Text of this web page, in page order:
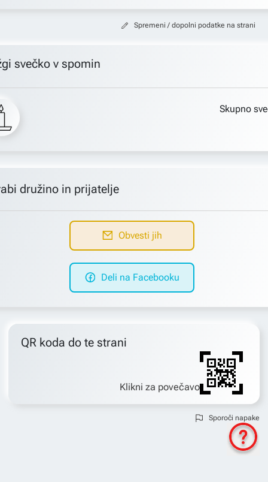
Spremeni / dopolni podatke na strani
svečko v spomin
Skupno
družino in prijatelje
Obvesti jih
Deli na Facebooku
QR koda do te strani
Klikni za povečavo
Sporoči napake